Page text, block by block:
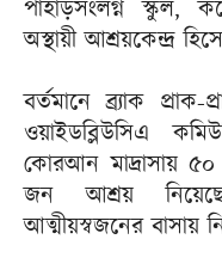
পাহাড়সংলগ্ন স্কুল,
অস্থায়ী আশ্রয়কেন্দ্র
বর্তমানে ব্র্যাক
ওয়াইডব্লিউসিএ
কোরআন মাদ্রাসায়
জন আশ্রয়
আত্মীয়স্বজনের বাসায়